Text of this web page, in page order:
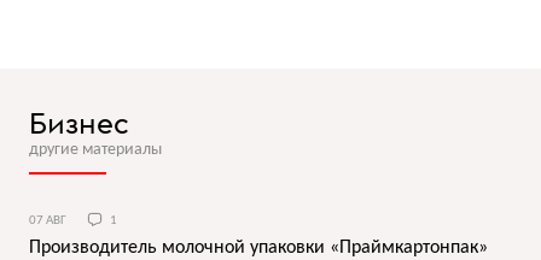
Бизнес
другие материалы
07 АВГ 1
Производитель молочной упаковки «Праймкартонпак»